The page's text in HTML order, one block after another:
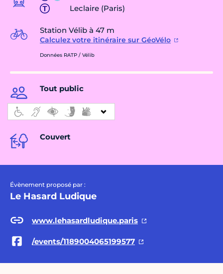
Leclaire (Paris)
Station Vélib à 47 m
Calculez votre itinéraire sur GéoVélo
Données RATP / Vélib
Tout public
Couvert
Évènement proposé par :
Le Hasard Ludique
www.lehasardludique.paris
/events/1189004065199577